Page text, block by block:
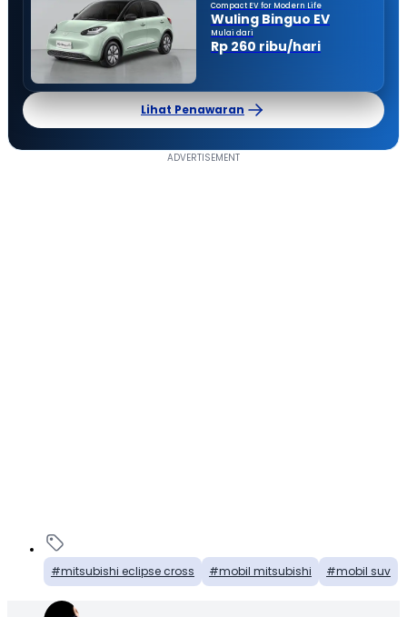
Compact EV for Modern Life
Wuling Binguo EV
Mulai dari
Rp 260 ribu/hari
Lihat Penawaran
mitsubishi eclipse cross mobil mitsubishi mobil suv